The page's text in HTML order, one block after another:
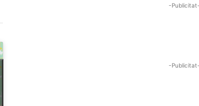
-Publicitat-
-Publicitat-